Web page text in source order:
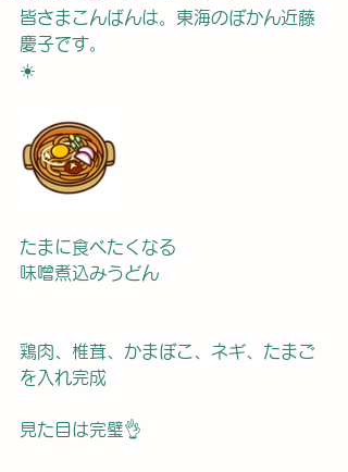
皆さまこんばんは。東海のぼかん近藤
慶子です。
☀️
たまに食べたくなる
味噌煮込みうどん
鶏肉、椎茸、かまぼこ、ネギ、たまご
を入れ完成
見た目は完璧👌